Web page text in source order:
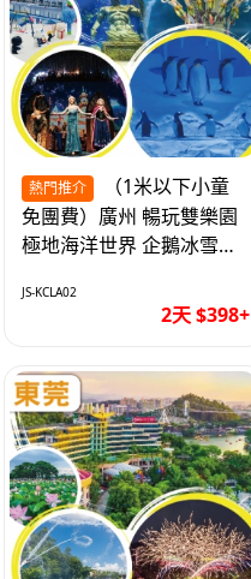
熱門推介
免團費）廣州 暢玩雙樂園
極地海洋世界 企鵝冰雪世
JS-KCLA02
2天 $398+